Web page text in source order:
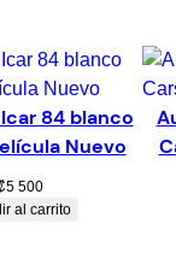
84 blanco
Nuevo
5 500
al carrito